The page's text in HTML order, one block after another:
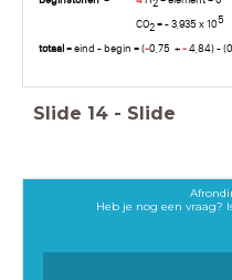
2
CO2= - 3,935 x 105
totaal= eind - begin = (-0,75 +-4,84) -
Slide 14 - Slide
Heb je nog een vraag?